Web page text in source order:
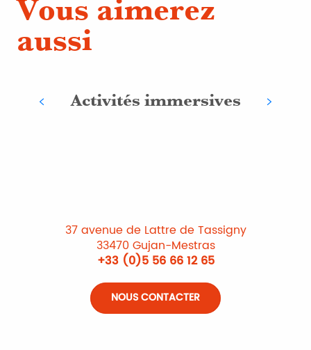
Vous aimerez
aussi
Activités immersives
37 avenue de Lattre de Tassigny
33470 Gujan-Mestras
+33 (0)5 56 66 12 65
NOUS CONTACTER